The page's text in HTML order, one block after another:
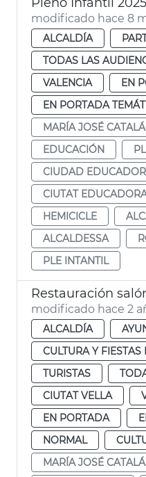
modificado hace 8
ALCALDÍA
TODAS LAS
VALENCIA
EN
EN PORTADA
MARÍA JOSÉ CATALÁ
EDUCACIÓN
CIUDAD
CIUTAT
HEMICICLE
ALCALDESSA
PLE INTANTIL
modificado hace 2
ALCALDÍA
CULTURA Y FIESTAS
TURISTAS
CIUTAT VELLA
EN PORTADA
NORMAL
MARÍA JOSÉ CATALÁ